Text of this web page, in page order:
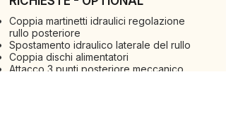
Coppia martinetti idraulici regolazione
rullo posteriore
Spostamento idraulico laterale del rullo
Coppia dischi alimentatori
Attacco 3 punti posteriore meccanico